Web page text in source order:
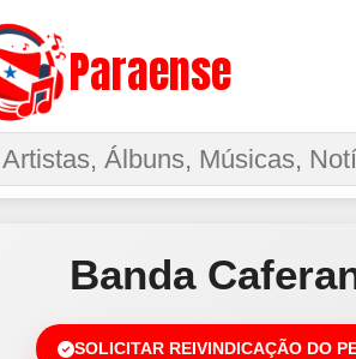
Paraense
Banda
SOLICITAR REIVINDICAÇÃO DO